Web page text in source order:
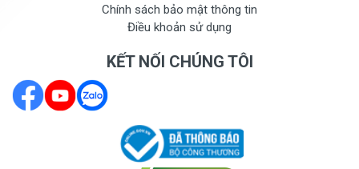
Chính sách bảo mật thông tin
Điều khoản sử dụng
KẾT NỐI CHÚNG TÔI